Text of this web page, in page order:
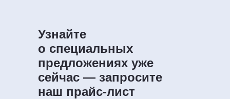
Связаться
Узнайте
о специальных
предложениях уже
сейчас — запросите
наш прайс-лист